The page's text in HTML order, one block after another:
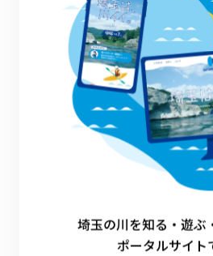
一覧に戻
埼玉の川を知る・遊ぶ
ポータルサイト